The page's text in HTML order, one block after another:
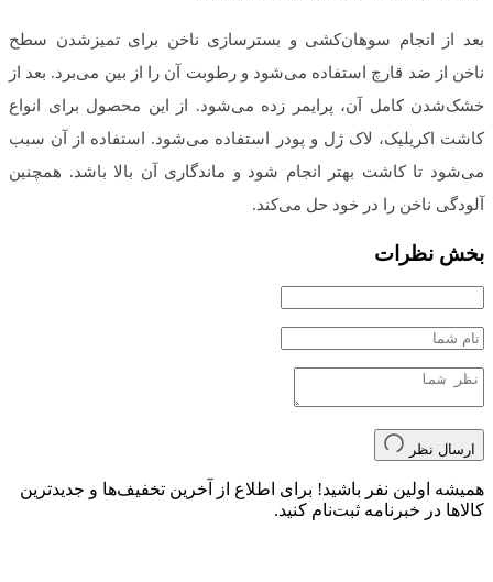
بعد از انجام سوهان‌کشی و بسترسازی ناخن برای تمیزشدن سطح
ناخن از ضد قارچ استفاده می‌شود و رطوبت آن را از بین می‌برد. بعد از
خشک‌شدن کامل آن، پرایمر زده می‌شود. از این محصول برای انواع
کاشت اکریلیک، لاک ژل و پودر استفاده می‌شود. استفاده از آن سبب
می‌شود تا کاشت بهتر انجام شود و ماندگاری آن بالا باشد. همچنین
آلودگی ناخن را در خود حل می‌کند.
بخش نظرات
ارسال نظر
همیشه اولین نفر باشید! برای اطلاع از آخرین تخفیف‌ها و جدیدترین
کالاها در خبرنامه ثبت‌نام کنید.